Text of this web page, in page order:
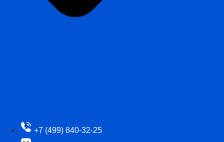
+7 (499) 840-32-25